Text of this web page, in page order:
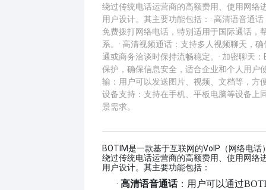
绕过传统电话运营商的高额费用、使用网络
用户设计。其主要功能包括：· 高清语音通
免费拨打网络电话，特别适用于国际通话，
系。· 高清视频通话：支持多人视频聊天，
通或商务洽谈时保持流畅稳定。· 加密聊天
保护，确保信息安全，适合企业和个人用户
输：用户可以发送图片、视频、文档等，方
设备支持：支持在手机、平板电脑等设备上
景需求。
BOTIM是一款基于互联网的VoIP（网络电话
绕过传统电话运营商的高额费用、使用网络
用户设计。其主要功能包括：
· 高清语音通话：用户可以通过